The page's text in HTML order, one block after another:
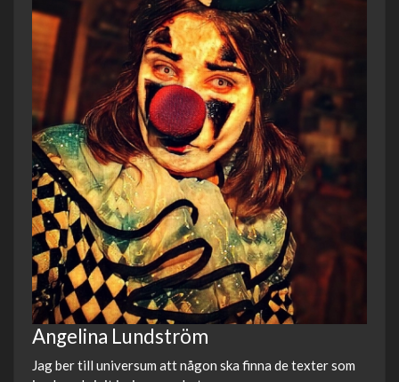
Angelina Lundström
Jag ber till universum att någon ska finna de texter som